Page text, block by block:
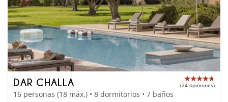
DAR CHALLA (24 opiniones)
16 personas (18 máx.) • 8 dormitorios • 7 baños